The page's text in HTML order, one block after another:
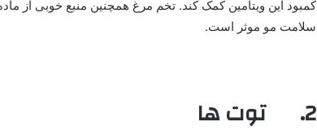
کمبود این ویتامین کمک کند. تخم مرغ همچنین منبع خوبی از
سلامت مو موثر است.
2. توت ها